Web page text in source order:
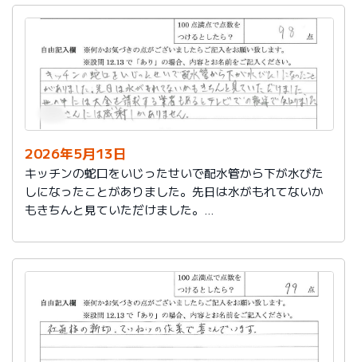
2026年5月13日
キッチンの蛇口をいじったせいで配水管から下が水びた
しになったことがありました。先日は水がもれてないか
もきちんと見ていただけました。
で知りました。
社員さんには感謝しかありません。